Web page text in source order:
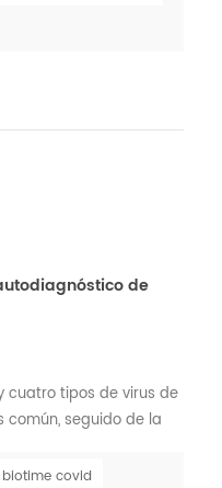
derecho a tener un
aire es un fac...
de
cuatro tipos de virus de
común, seguido de la
también conocida como
covid